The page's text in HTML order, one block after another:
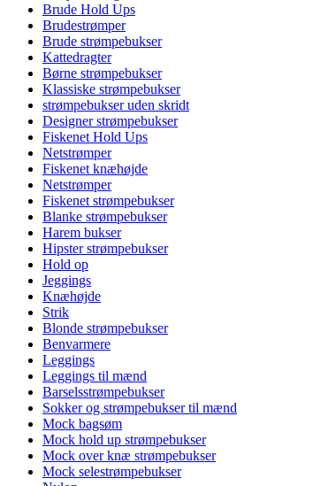
Brude Hold Ups
Brudestrømper
Brude strømpebukser
Kattedragter
Børne strømpebukser
Klassiske strømpebukser
strømpebukser uden skridt
Designer strømpebukser
Fiskenet Hold Ups
Netstrømper
Fiskenet knæhøjde
Netstrømper
Fiskenet strømpebukser
Blanke strømpebukser
Harem bukser
Hipster strømpebukser
Hold op
Jeggings
Knæhøjde
Strik
Blonde strømpebukser
Benvarmere
Leggings
Leggings til mænd
Barselsstrømpebukser
Sokker og strømpebukser til mænd
Mock bagsøm
Mock hold up strømpebukser
Mock over knæ strømpebukser
Mock selestrømpebukser